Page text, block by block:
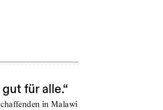
für alle.“
in Malawi